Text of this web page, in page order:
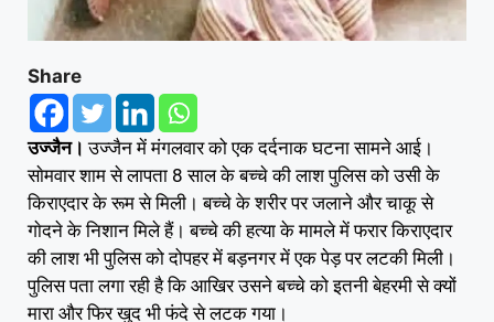
Share
उज्जैन। उज्जैन में मंगलवार को एक दर्दनाक घटना सामने आई।
साेमवार शाम से लापता 8 साल के बच्चे की लाश पुलिस को उसी के
किराएदार के रूम से मिली। बच्चे के शरीर पर जलाने और चाकू से
गाेदने के निशान मिले हैं। बच्चे की हत्या के मामले में फरार किराएदार
की लाश भी पुलिस को दोपहर में बड़नगर में एक पेड़ पर लटकी मिली।
पुलिस पता लगा रही है कि आखिर उसने बच्चे को इतनी बेहरमी से क्यों
मारा और फिर खुद भी फंदे से लटक गया।